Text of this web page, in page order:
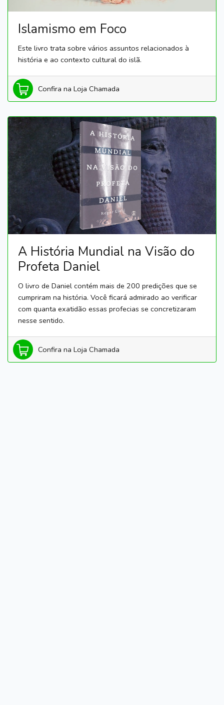
Islamismo em Foco
Este livro trata sobre vários assuntos relacionados à
história e ao contexto cultural do islã.
Confira na Loja Chamada
A História Mundial na Visão do
Profeta Daniel
O livro de Daniel contém mais de 200 predições que se
cumpriram na história. Você ficará admirado ao verificar
com quanta exatidão essas profecias se concretizaram
nesse sentido.
Confira na Loja Chamada